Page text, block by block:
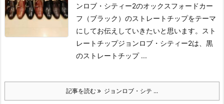
ンロブ・シティー2のオックスフォードカー
フ（ブラック）のストレートチップをテーマ
にしてお伝えしていきたいと思います。
スト
レートチップジョンロブ・シティー2は、黒
のストレートチップ ...
記事を読む ジョンロブ・シテ ...